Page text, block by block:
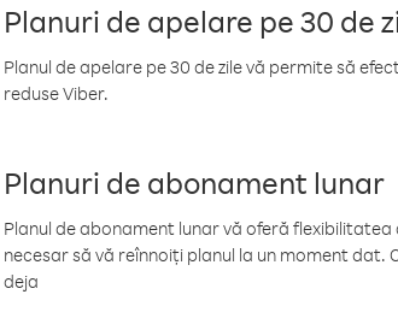
Planuri de apelare pe 30 de
Planul de apelare pe 30 de zile vă permite să
reduse Viber.
Planuri de abonament lunar
Planul de abonament lunar vă oferă
necesar să vă reînnoiți planul la un moment
deja